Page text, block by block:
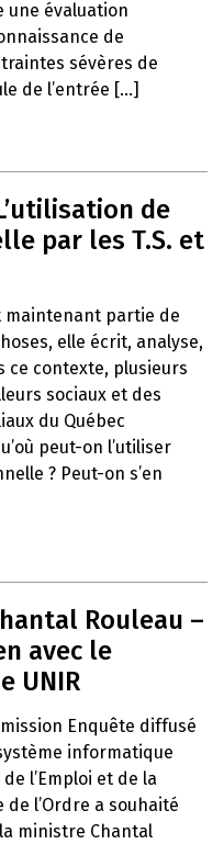
une évaluation
de
sévères de
de l’entrée [...]
de
par les T.S. et
maintenant partie de
elle écrit, analyse,
ce contexte, plusieurs
sociaux et des
du Québec
peut-on l’utiliser
? Peut-on s’en
Rouleau –
avec le
UNIR
Enquête diffusé
informatique
l’Emploi et de la
l’Ordre a souhaité
ministre Chantal